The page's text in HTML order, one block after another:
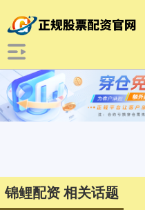
锦鲤配资 相关话题